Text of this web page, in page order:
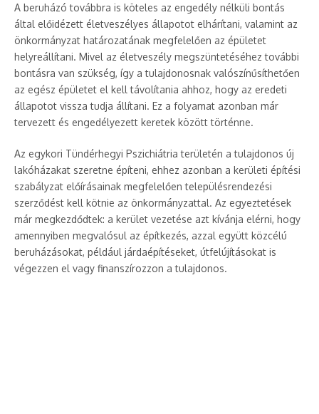
A beruházó továbbra is köteles az engedély nélküli bontás
által előidézett életveszélyes állapotot elhárítani, valamint az
önkormányzat határozatának megfelelően az épületet
helyreállítani. Mivel az életveszély megszüntetéséhez további
bontásra van szükség, így a tulajdonosnak valószínűsíthetően
az egész épületet el kell távolítania ahhoz, hogy az eredeti
állapotot vissza tudja állítani. Ez a folyamat azonban már
tervezett és engedélyezett keretek között történne.
Az egykori Tündérhegyi Pszichiátria területén a tulajdonos új
lakóházakat szeretne építeni, ehhez azonban a kerületi építési
szabályzat előírásainak megfelelően településrendezési
szerződést kell kötnie az önkormányzattal. Az egyeztetések
már megkezdődtek: a kerület vezetése azt kívánja elérni, hogy
amennyiben megvalósul az építkezés, azzal együtt közcélú
beruházásokat, például járdaépítéseket, útfelújításokat is
végezzen el vagy finanszírozzon a tulajdonos.